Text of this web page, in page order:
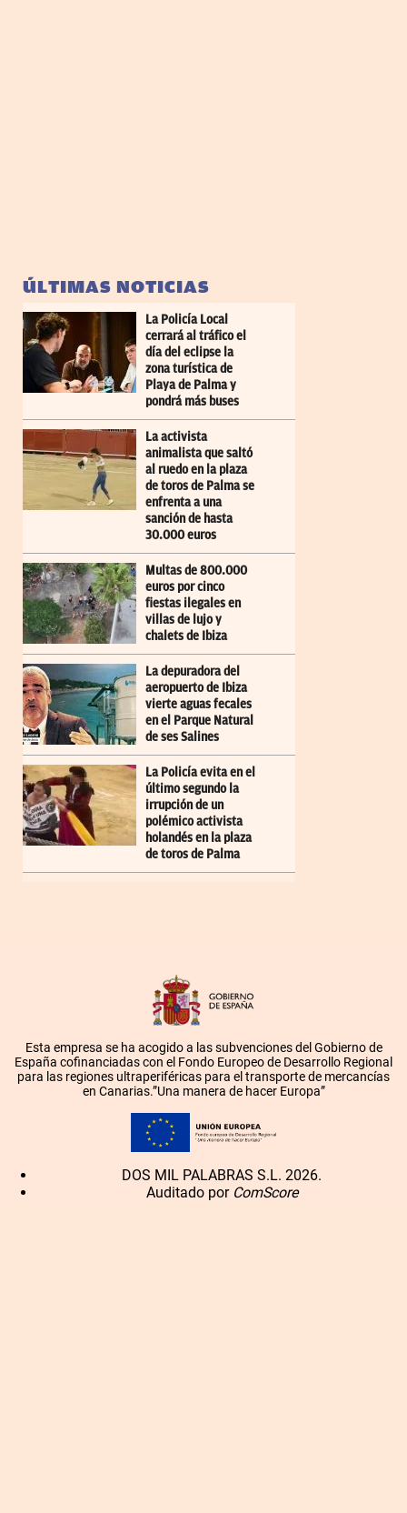
ÚLTIMAS NOTICIAS
La Policía Local
cerrará al tráfico el
día del eclipse la
zona turística de
Playa de Palma y
pondrá más buses
La activista
animalista que saltó
al ruedo en la plaza
de toros de Palma se
enfrenta a una
sanción de hasta
30.000 euros
Multas de 800.000
euros por cinco
fiestas ilegales en
villas de lujo y
chalets de Ibiza
La depuradora del
aeropuerto de Ibiza
vierte aguas fecales
en el Parque Natural
de ses Salines
La Policía evita en el
último segundo la
irrupción de un
polémico activista
holandés en la plaza
de toros de Palma
Esta empresa se ha acogido a las subvenciones del Gobierno de
España cofinanciadas con el Fondo Europeo de Desarrollo Regional
para las regiones ultraperiféricas para el transporte de mercancías
en Canarias.”Una manera de hacer Europa”
DOS MIL PALABRAS S.L. 2026.
Auditado por ComScore